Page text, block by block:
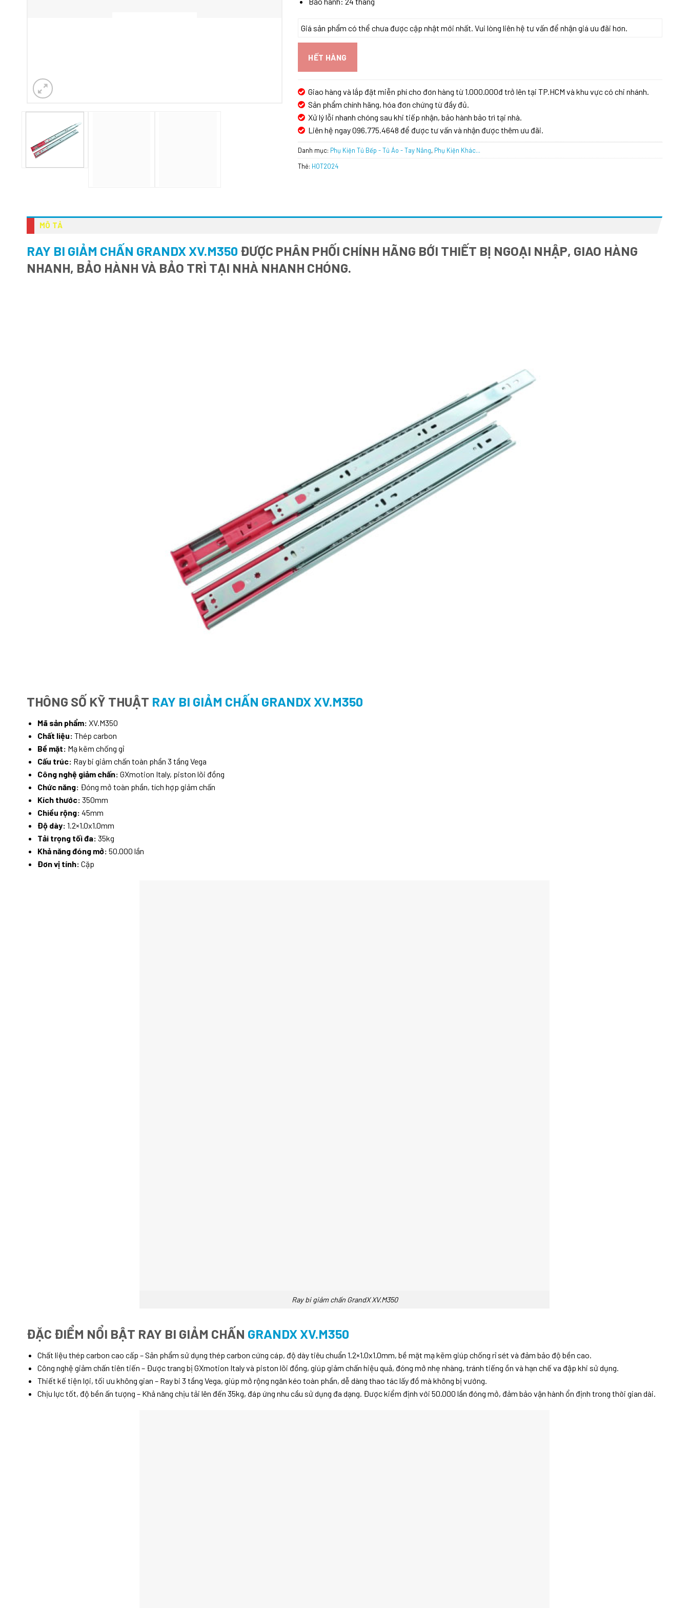
Giá sản phẩm có thể chưa được cập nhật mới nhất. Vui lòng liên hệ tư vấn để nhận giá ưu đãi hơn.
HẾT HÀNG
Giao hàng và lắp đặt miễn phí cho đơn hàng từ 1.000.000đ trở lên tại TP.HCM và khu vực có chi nhánh.
Sản phẩm chính hãng, hóa đơn chứng từ đầy đủ.
Xử lý lỗi nhanh chóng sau khi tiếp nhận, bảo hành bảo trì tại nhà.
Liên hệ ngay 096.775.4648 để được tư vấn và nhận được thêm ưu đãi.
Danh mục: Phụ Kiện Tủ Bếp - Tủ Áo - Tay Nâng, Phụ Kiện Khác...
Thẻ: HOT2024
MÔ TẢ
RAY BI GIẢM CHẤN GRANDX XV.M350 ĐƯỢC PHÂN PHỐI CHÍNH HÃNG BỚI THIẾT BỊ NGOẠI NHẬP, GIAO HÀNG
NHANH, BẢO HÀNH VÀ BẢO TRÌ TẠI NHÀ NHANH CHÓNG.
THÔNG SỐ KỸ THUẬT RAY BI GIẢM CHẤN GRANDX XV.M350
Mã sản phẩm: XV.M350
Chất liệu: Thép carbon
Bề mặt: Mạ kẽm chống gỉ
Cấu trúc: Ray bi giảm chấn toàn phần 3 tầng Vega
Công nghệ giảm chấn: GXmotion Italy, piston lõi đồng
Chức năng: Đóng mở toàn phần, tích hợp giảm chấn
Kích thước: 350mm
Chiều rộng: 45mm
Độ dày: 1.2×1.0x1.0mm
Tải trọng tối đa: 35kg
Khả năng đóng mở: 50.000 lần
Đơn vị tính: Cặp
Ray bi giảm chấn GrandX XV.M350
ĐẶC ĐIỂM NỔI BẬT RAY BI GIẢM CHẤN GRANDX XV.M350
Chất liệu thép carbon cao cấp – Sản phẩm sử dụng thép carbon cứng cáp, độ dày tiêu chuẩn 1.2×1.0x1.0mm, bề mặt mạ kẽm giúp chống rỉ sét và đảm bảo độ bền cao.
Công nghệ giảm chấn tiên tiến – Được trang bị GXmotion Italy và piston lõi đồng, giúp giảm chấn hiệu quả, đóng mở nhẹ nhàng, tránh tiếng ồn và hạn chế va đập khi sử dụng.
Thiết kế tiện lợi, tối ưu không gian – Ray bi 3 tầng Vega, giúp mở rộng ngăn kéo toàn phần, dễ dàng thao tác lấy đồ mà không bị vướng.
Chịu lực tốt, độ bền ấn tượng – Khả năng chịu tải lên đến 35kg, đáp ứng nhu cầu sử dụng đa dạng. Được kiểm định với 50.000 lần đóng mở, đảm bảo vận hành ổn định trong thời gian dài.